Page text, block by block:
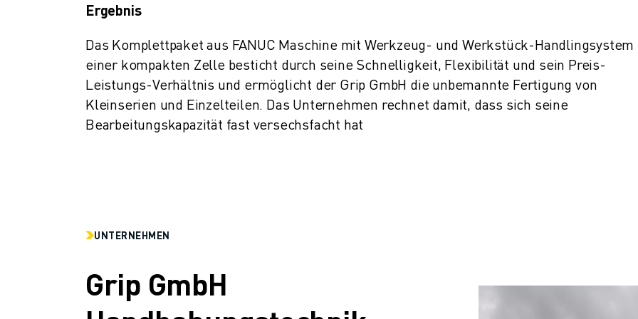
Ergebnis
Das Komplettpaket aus FANUC Maschine mit Werkzeug- und Werkstück-Handlingsystem
einer kompakten Zelle besticht durch seine Schnelligkeit, Flexibilität und sein Preis-
Leistungs-Verhältnis und ermöglicht der Grip GmbH die unbemannte Fertigung von
Kleinserien und Einzelteilen. Das Unternehmen rechnet damit, dass sich seine
Bearbeitungskapazität fast versechsfacht hat
UNTERNEHMEN
Grip GmbH